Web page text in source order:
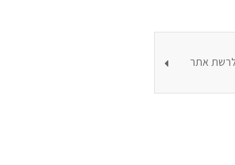
לרשת אתר